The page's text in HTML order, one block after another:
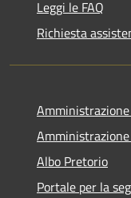
Leggi le FAQ
Richiesta
Albo Pretorio
Portale per la